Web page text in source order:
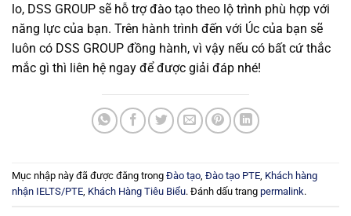
lo, DSS GROUP sẽ hỗ trợ đào tạo theo lộ trình phù hợp với
năng lực của bạn. Trên hành trình đến với Úc của bạn sẽ
luôn có DSS GROUP đồng hành, vì vậy nếu có bất cứ thắc
mắc gì thì liên hệ ngay để được giải đáp nhé!
Mục nhập này đã được đăng trong Đào tạo, Đào tạo PTE, Khách hàng
nhận IELTS/PTE, Khách Hàng Tiêu Biểu. Đánh dấu trang permalink.